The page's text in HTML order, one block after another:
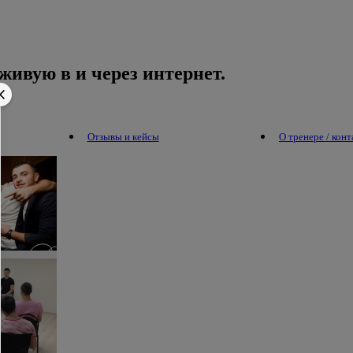
в и через интернет.
Отзывы и кейсы О тренере /